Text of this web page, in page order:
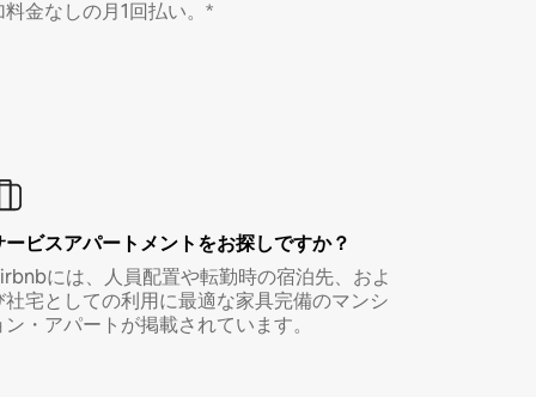
料金なしの月1回払い。*
ービスアパートメントをお探しですか？
には、人員配置や転勤時の宿泊先、およ
社宅としての利用に最適な家具完備のマンシ
ン・アパートが掲載されています。